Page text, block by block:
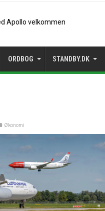
ORDBOG STANDBY.DK
Økonomi